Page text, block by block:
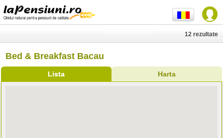
Bed & Breakfast Bacau
Lista Harta
12 rezultate